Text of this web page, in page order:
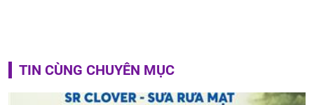
TIN CÙNG CHUYÊN MỤC